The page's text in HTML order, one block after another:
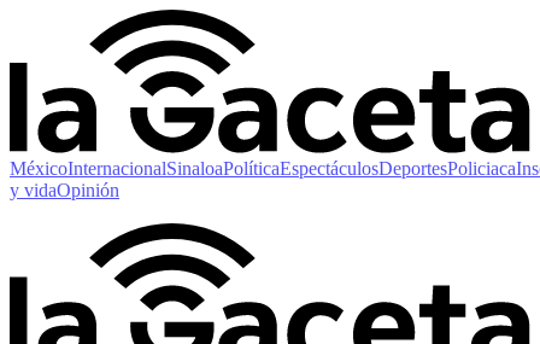
MéxicoInternacionalSinaloaPolíticaEspectáculosDeportesPoliciaca
y vidaOpinión